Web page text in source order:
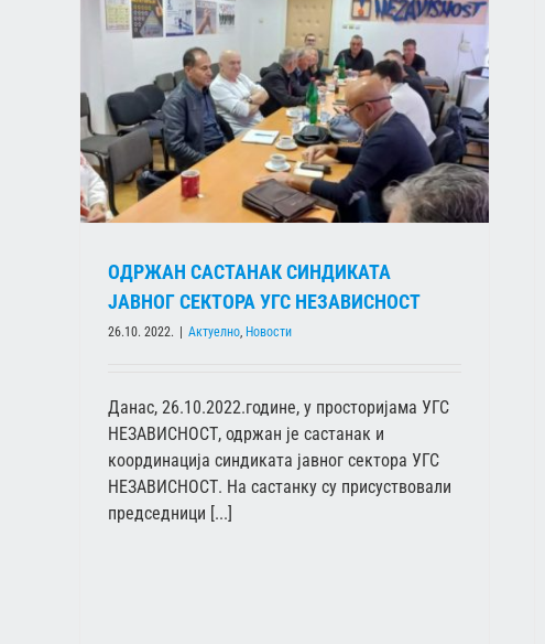
ОДРЖАН САСТАНАК СИНДИКАТА
ЈАВНОГ СЕКТОРА УГС НЕЗАВИСНОСТ
26.10. 2022. Актуелно, Новости
Данас, 26.10.2022.године, у просторијама УГС
НЕЗАВИСНОСТ, одржан је састанак и
координација синдиката јавног сектора УГС
НЕЗАВИСНОСТ. На састанку су присуствовали
председници [...]